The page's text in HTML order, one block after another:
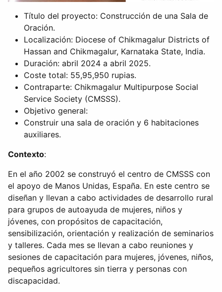
Tí­tulo del proyecto: Construcción de una Sala de
Oración.
Localización: Diocese of Chikmagalur Districts of
Hassan and Chikmagalur, Karnataka State, India.
Duración: abril 2024 a abril 2025.
Coste total: 55,95,950 rupias.
Contraparte: Chikmagalur Multipurpose Social
Service Society (CMSSS).
Objetivo general:
Construir una sala de oración y 6 habitaciones
auxiliares.
Contexto:
En el año 2002 se construyó el centro de CMSSS con
el apoyo de Manos Unidas, España. En este centro se
diseñan y llevan a cabo actividades de desarrollo rural
para grupos de autoayuda de mujeres, niños y
jóvenes, con propósitos de capacitación,
sensibilización, orientación y realización de seminarios
y talleres. Cada mes se llevan a cabo reuniones y
sesiones de capacitación para mujeres, jóvenes, niños,
pequeños agricultores sin tierra y personas con
discapacidad.